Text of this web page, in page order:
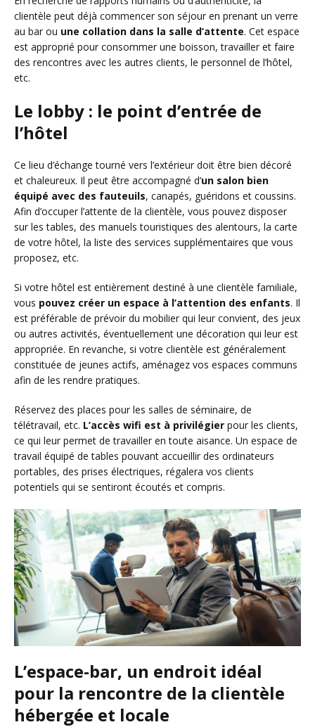
clientèle peut déjà commencer son séjour en prenant un verre
au bar ou une collation dans la salle d’attente. Cet espace
est approprié pour consommer une boisson, travailler et faire
des rencontres avec les autres clients, le personnel de l’hôtel,
etc.
Le lobby : le point d’entrée de
l’hôtel
Ce lieu d’échange tourné vers l’extérieur doit être bien décoré
et chaleureux. Il peut être accompagné d’un salon bien
équipé avec des fauteuils, canapés, guéridons et coussins.
Afin d’occuper l’attente de la clientèle, vous pouvez disposer
sur les tables, des manuels touristiques des alentours, la carte
de votre hôtel, la liste des services supplémentaires que vous
proposez, etc.
Si votre hôtel est entièrement destiné à une clientèle familiale,
vous pouvez créer un espace à l’attention des enfants. Il
est préférable de prévoir du mobilier qui leur convient, des jeux
ou autres activités, éventuellement une décoration qui leur est
appropriée. En revanche, si votre clientèle est généralement
constituée de jeunes actifs, aménagez vos espaces communs
afin de les rendre pratiques.
Réservez des places pour les salles de séminaire, de
télétravail, etc. L’accès wifi est à privilégier pour les clients,
ce qui leur permet de travailler en toute aisance. Un espace de
travail équipé de tables pouvant accueillir des ordinateurs
portables, des prises électriques, régalera vos clients
potentiels qui se sentiront écoutés et compris.
L’espace-bar, un endroit idéal
pour la rencontre de la clientèle
hébergée et locale